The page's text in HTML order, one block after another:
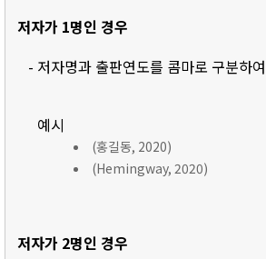
저자가 1명인 경우
- 저자명과 출판연도를 콤마로 구분하
예시
(홍길동, 2020)
(Hemingway, 2020)
저자가 2명인 경우